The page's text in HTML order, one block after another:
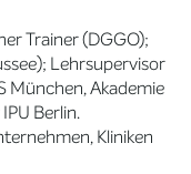
Trainer (DGGO);
Lehrsupervisor
München, Akademie
Berlin.
Kliniken